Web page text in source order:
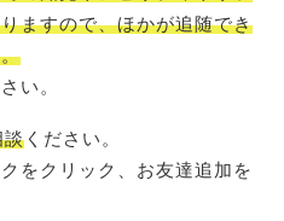
ますので、ほかが追随でき
い。
談 ください。
をクリック、お友達追加を